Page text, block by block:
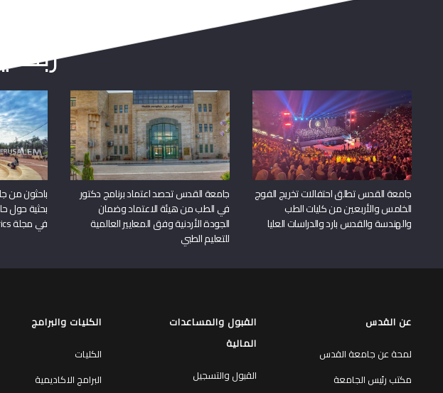
جامعة القدس تطلق احتفالات تخريج الفوج
الخامس والأربعين من كليات الطب
والهندسة والقدس بارد والدراسات العليا
جامعة القدس تحصد اعتماد برنامج دكتور
في الطب من هيئة الاعتماد وضمان
الجودة الأردنية وفق المعايير العالمية
للتعليم الطبي
باحثون من
بحثية حول
في مجلة Frontiers in Pediatrics
عن القدس
لمحة عن جامعة القدس
مكتب رئيس الجامعة
القبول والمساعدات
المالية
القبول والتسجيل
الكليات والبرامج
الكليات
البرامج الاكاديمية